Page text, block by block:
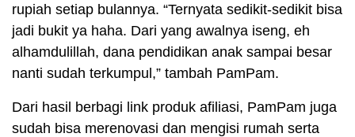
rupiah setiap bulannya. “Ternyata sedikit-sedikit bisa
jadi bukit ya haha. Dari yang awalnya iseng, eh
alhamdulillah, dana pendidikan anak sampai besar
nanti sudah terkumpul,” tambah PamPam.
Dari hasil berbagi link produk afiliasi, PamPam juga
sudah bisa merenovasi dan mengisi rumah serta